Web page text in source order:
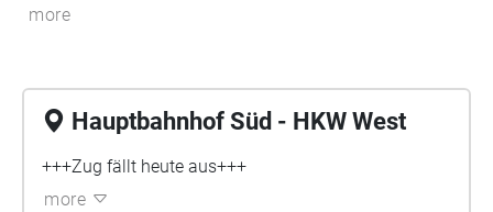
more
Hauptbahnhof Süd - HKW West
+++Zug fällt heute aus+++
more